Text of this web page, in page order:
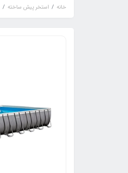
خانه استخر پیش ساخته